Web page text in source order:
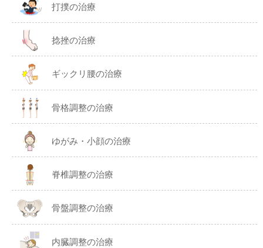
打撲の治療
捻挫の治療
ギックリ腰の治療
骨格調整の治療
ゆがみ・小顔の治療
脊椎調整の治療
骨盤調整の治療
内臓調整の治療